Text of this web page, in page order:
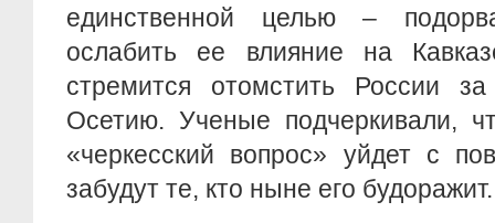
единственной целью –
ослабить ее влияние на
стремится отомстить России
Осетию. Ученые подчеркивали,
«черкесский вопрос» уйдет с
забудут те, кто ныне его будоражит.